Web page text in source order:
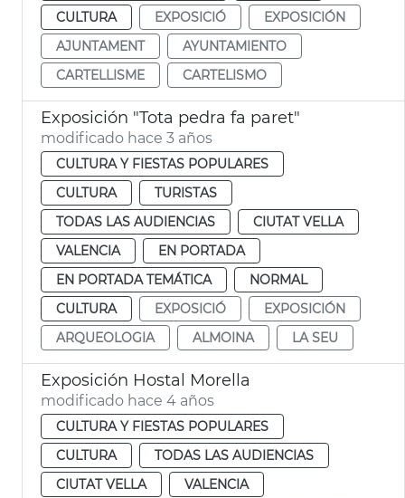
CULTURA
EXPOSICIÓ
EXPOSICIÓN
AJUNTAMENT
AYUNTAMIENTO
CARTELLISME
CARTELISMO
Exposición "Tota pedra fa paret"
modificado hace 3 años
CULTURA Y FIESTAS POPULARES
CULTURA
TURISTAS
TODAS LAS AUDIENCIAS
CIUTAT VELLA
VALENCIA
EN PORTADA
EN PORTADA TEMÁTICA
NORMAL
CULTURA
EXPOSICIÓ
EXPOSICIÓN
ARQUEOLOGIA
ALMOINA LA SEU
Exposición Hostal Morella
modificado hace 4 años
CULTURA Y FIESTAS POPULARES
CULTURA
TODAS LAS AUDIENCIAS
CIUTAT VELLA
VALENCIA